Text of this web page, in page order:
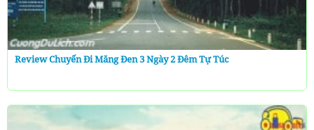
Review Chuyến Đi Măng Đen 3 Ngày 2 Đêm Tự Túc